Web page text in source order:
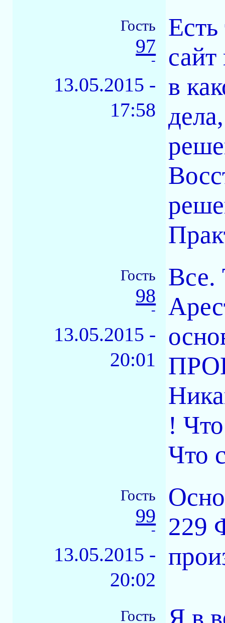
Гость
97
-
13.05.2015 -
17:58
в
Гость
98
-
13.05.2015 -
20:01
Все.
!
Что
Гость
99
-
13.05.2015 -
20:02
229
Гость